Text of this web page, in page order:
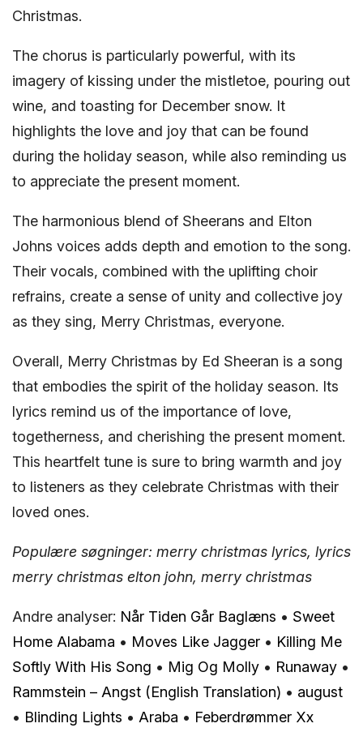
Christmas.
The chorus is particularly powerful, with its
imagery of kissing under the mistletoe, pouring out
wine, and toasting for December snow. It
highlights the love and joy that can be found
during the holiday season, while also reminding us
to appreciate the present moment.
The harmonious blend of Sheerans and Elton
Johns voices adds depth and emotion to the song.
Their vocals, combined with the uplifting choir
refrains, create a sense of unity and collective joy
as they sing, Merry Christmas, everyone.
Overall, Merry Christmas by Ed Sheeran is a song
that embodies the spirit of the holiday season. Its
lyrics remind us of the importance of love,
togetherness, and cherishing the present moment.
This heartfelt tune is sure to bring warmth and joy
to listeners as they celebrate Christmas with their
loved ones.
Populære søgninger: merry christmas lyrics, lyrics
merry christmas elton john, merry christmas
Andre analyser: Når Tiden Går Baglæns • Sweet
Home Alabama • Moves Like Jagger • Killing Me
Softly With His Song • Mig Og Molly • Runaway •
Rammstein – Angst (English Translation) • ​august
• Blinding Lights • Araba • Feberdrømmer Xx